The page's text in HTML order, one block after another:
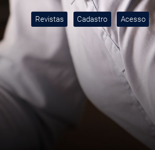
Revistas Cadastro Acesso